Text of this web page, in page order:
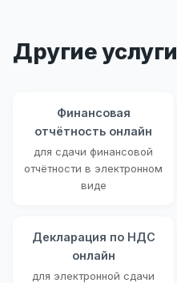
Другие услуги
Финансовая
отчётность онлайн
для сдачи финансовой
отчётности в электронном
виде
Декларация по НДС
онлайн
для электронной сдачи